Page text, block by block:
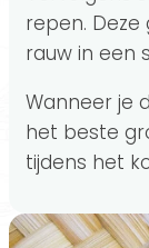
repen.
rauw in een
Wanneer je
het beste
tijdens het